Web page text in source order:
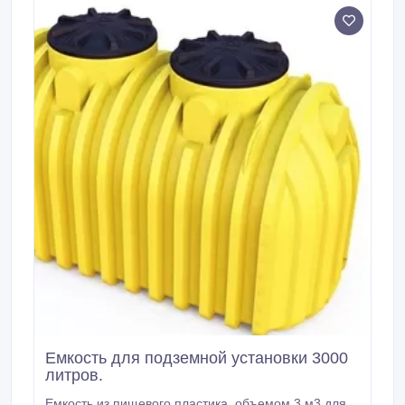
Емкость для подземной установки 3000
литров.